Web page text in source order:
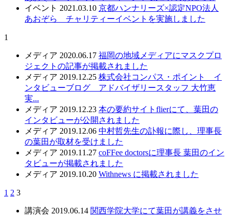
イベント 2021.03.10 京都ハンナリーズ×認定NPO法人
あおぞら チャリティーイベントを実施しました
1
メディア 2020.06.17 福岡の地域メディアにマスクプロ
ジェクトの記事が掲載されました
メディア 2019.12.25 株式会社コンパス・ポイント イ
ンタビューブログ アドバイザリースタッフ 大竹恵
実...
メディア 2019.12.23 本の要約サイトflierにて、葉田の
インタビューが公開されました
メディア 2019.12.06 中村哲先生の訃報に際し、理事長
の葉田が取材を受けました
メディア 2019.11.27 coFFee doctorsに理事長 葉田のイン
タビューが掲載されました
メディア 2019.10.20 Withnews に掲載されました
1 2 3
講演会 2019.06.14 関西学院大学にて葉田が講義をさせ